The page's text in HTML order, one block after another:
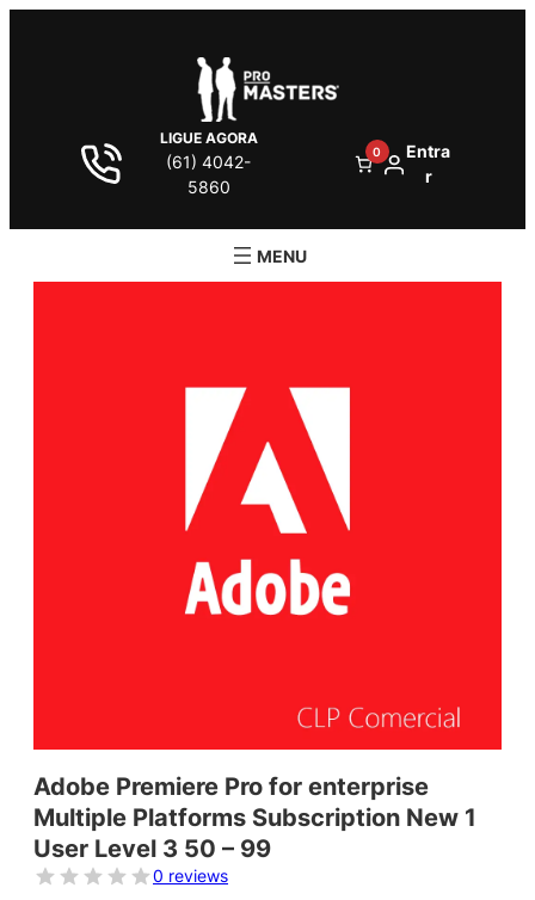
LIGUE AGORA
(61) 4042-
5860
0
Entra
r
Adobe Premiere Pro for enterprise
Multiple Platforms Subscription New 1
User Level 3 50 – 99
0 reviews